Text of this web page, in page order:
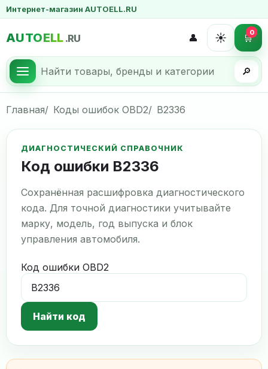
Интернет-магазин AUTOELL.RU
AUTOELL .RU
🔎
👤 ☀️ 🛒0
Главная Коды ошибок OBD2 B2336
ДИАГНОСТИЧЕСКИЙ СПРАВОЧНИК
Код ошибки B2336
Сохранённая расшифровка диагностического
кода. Для точной диагностики учитывайте
марку, модель, год выпуска и блок
управления автомобиля.
Код ошибки OBD2
Найти код